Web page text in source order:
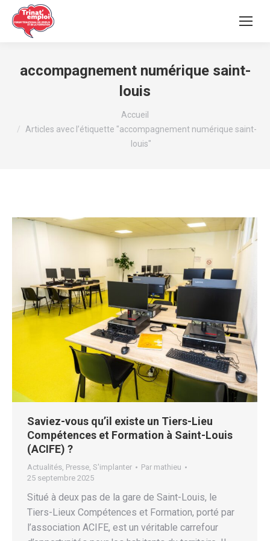
accompagnement numérique saint-
louis
Accueil
Articles avec l’étiquette "accompagnement numérique saint-
louis"
Saviez-vous qu’il existe un Tiers-Lieu
Compétences et Formation à Saint-Louis
(ACIFE) ?
Actualités Presse S'implanter Par mathieu
25 septembre 2025
Situé à deux pas de la gare de Saint-Louis, le
Tiers-Lieux Compétences et Formation, porté par
l’association ACIFE, est un véritable carrefour